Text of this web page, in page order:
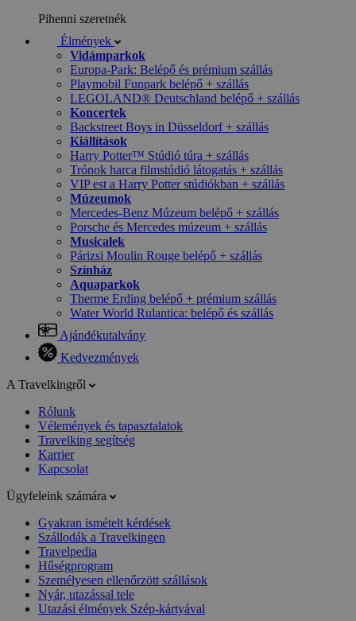
Pihenni szeretnék
Élmények
Vidámparkok
Europa-Park: Belépő és prémium szállás
Playmobil Funpark belépő + szállás
LEGOLAND® Deutschland belépő + szállás
Koncertek
Backstreet Boys in Düsseldorf + szállás
Kiállítások
Harry Potter™ Stúdió túra + szállás
Trónok harca filmstúdió látogatás + szállás
VIP est a Harry Potter stúdiókban + szállás
Múzeumok
Mercedes-Benz Múzeum belépő + szállás
Porsche és Mercedes múzeum + szállás
Musicalek
Párizsi Moulin Rouge belépő + szállás
Színház
Aquaparkok
Therme Erding belépő + prémium szállás
Water World Rulantica: belépő és szállás
Ajándékutalvány
Kedvezmények
A Travelkingről
Rólunk
Vélemények és tapasztalatok
Travelking segítség
Karrier
Kapcsolat
Ügyfeleink számára
Gyakran ismételt kérdések
Szállodák a Travelkingen
Travelpedia
Hűségprogram
Személyesen ellenőrzött szállások
Nyár, utazással tele
Utazási élmények Szép-kártyával